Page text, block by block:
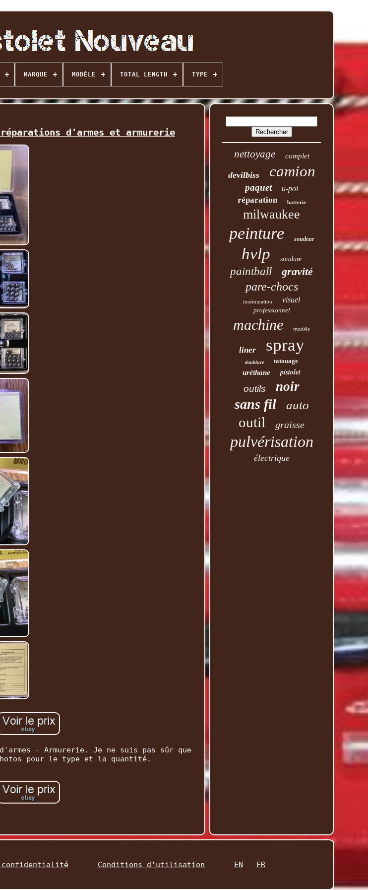
MARQUE MODÈLE TOTAL LENGTH TYPE
d'armes et armurerie
- Armurerie. Je ne suis pas sûr que
pour le type et la quantité.
nettoyage complet
devilbiss camion
paquet u-pol
réparation batterie
milwaukee
peinture soudeur
hvlp soudure
paintball gravité
pare-chocs
insémination visuel
professionnel
machine modèle
liner spray
doublure tatouage
uréthane pistolet
outils noir
sans fil auto
outil graisse
pulvérisation
électrique
confidentialité Conditions d'utilisation EN FR